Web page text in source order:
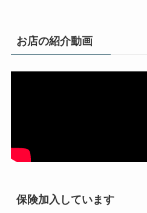
お店の紹介動画
保険加入しています